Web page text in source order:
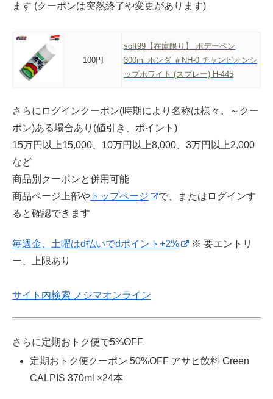
ます (クーポンは突然終了や変更があります)
100円
soft99【在庫限り】 ボデーペン
300ml ホンダ ＃NH-0 チャンピオンシ
ップホワイト (スプレー) H-445
さらにログインクーポン(時期により名称は様々。～クー
ポン)ある場合あり(値引き、ポイント)
15万円以上15,000、10万円以上8,000、3万円以上2,000
など
商品別クーポンと併用可能
商品ページ上部や トップページ
で、またはログインす
ると確認できます
毎週金、土曜はd払いでdポイント+2%
※ 要エントリ
ー、上限あり
サイト内検索 ノジマオンライン
さらに定期おトク便で5%OFF
定期おトク便クーポン 50%OFF アサヒ飲料 Green
CALPIS 370ml ×24本